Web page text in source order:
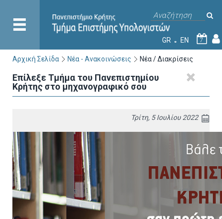
GR EN 7
Αρχική Σελίδα Νέα - Ανακοινώσεις Νέα / Διακρίσεις
Επίλεξε Τμήμα του Πανεπιστημίου
Κρήτης στο μηχανογραφικό σου
Τρίτη, 5 Ιουλίου 2022